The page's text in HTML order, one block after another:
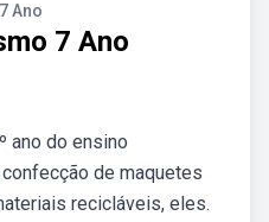
Ano
7 Ano
ano do ensino
de maquetes
recicláveis, eles.